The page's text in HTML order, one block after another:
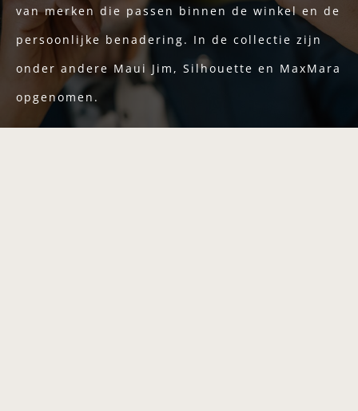
van merken die passen binnen de winkel en de
persoonlijke benadering. In de collectie zijn
onder andere Maui Jim, Silhouette en MaxMara
opgenomen.